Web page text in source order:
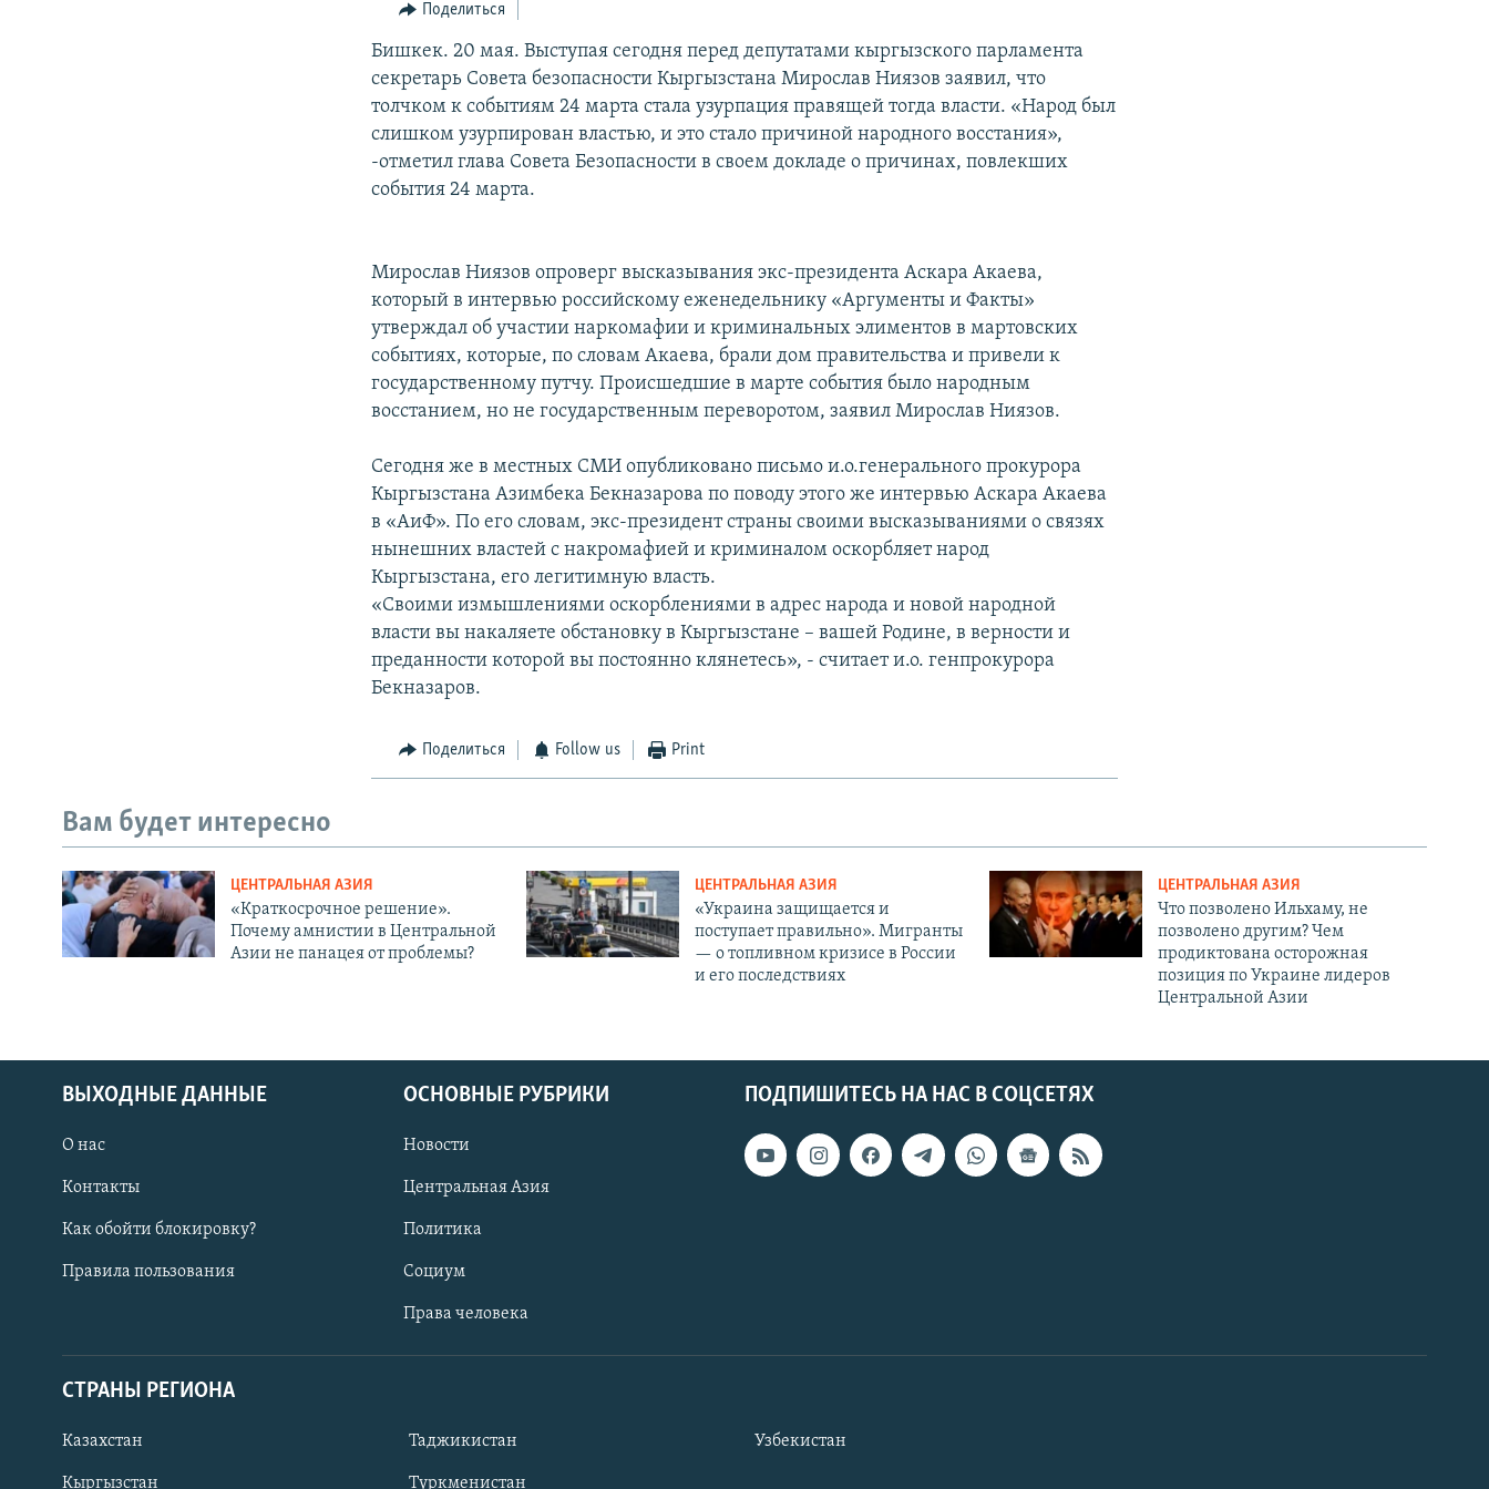
Поделиться
Бишкек. 20 мая. Выступая сегодня перед депутатами кыргызского парламента
секретарь Совета безопасности Кыргызстана Мирослав Ниязов заявил, что
толчком к событиям 24 марта стала узурпация правящей тогда власти. «Народ был
слишком узурпирован властью, и это стало причиной народного восстания»,
-отметил глава Совета Безопасности в своем докладе о причинах, повлекших
события 24 марта.
Мирослав Ниязов опроверг высказывания экс-президента Аскара Акаева,
который в интервью российскому еженедельнику «Аргументы и Факты»
утверждал об участии наркомафии и криминальных элиментов в мартовских
событиях, которые, по словам Акаева, брали дом правительства и привели к
государственному путчу. Происшедшие в марте события было народным
восстанием, но не государственным переворотом, заявил Мирослав Ниязов.
Сегодня же в местных СМИ опубликовано письмо и.о.генерального прокурора
Кыргызстана Азимбека Бекназарова по поводу этого же интервью Аскара Акаева
в «АиФ». По его словам, экс-президент страны своими высказываниями о связях
нынешних властей с накромафией и криминалом оскорбляет народ
Кыргызстана, его легитимную власть.
«Cвоими измышлениями оскорблениями в адрес народа и новой народной
власти вы накаляете обстановку в Кыргызстане – вашей Родине, в верности и
преданности которой вы постоянно клянетесь», - считает и.о. генпрокурора
Бекназаров.
Поделиться Follow us Print
Вам будет интересно
ЦЕНТРАЛЬНАЯ АЗИЯ
«Краткосрочное решение».
Почему амнистии в Центральной
Азии не панацея от проблемы?
ЦЕНТРАЛЬНАЯ АЗИЯ
«Украина защищается и
поступает правильно». Мигранты
— о топливном кризисе в России
и его последствиях
ЦЕНТРАЛЬНАЯ АЗИЯ
Что позволено Ильхаму, не
позволено другим? Чем
продиктована осторожная
позиция по Украине лидеров
Центральной Азии
ПОДПИШИТЕСЬ НА НАС В СОЦСЕТЯХ
ВЫХОДНЫЕ ДАННЫЕ
О нас
Контакты
Как обойти блокировку?
Правила пользования
ОСНОВНЫЕ РУБРИКИ
Новости
Центральная Азия
Политика
Социум
Права человека
СТРАНЫ РЕГИОНА
Казахстан
Кыргызстан
Таджикистан
Туркменистан
Узбекистан